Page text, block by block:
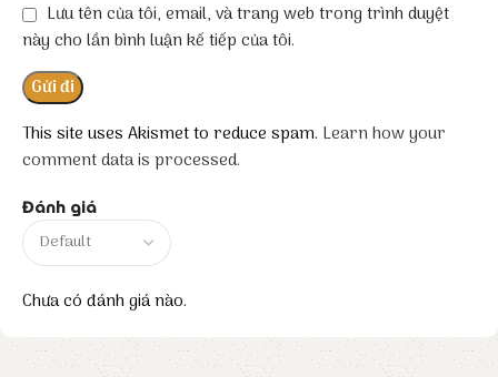
Đánh giá
Chưa có đánh giá nào.
Lưu tên của tôi, email, và trang web trong trình duyệt
này cho lần bình luận kế tiếp của tôi.
This site uses Akismet to reduce spam. Learn how your
comment data is processed.